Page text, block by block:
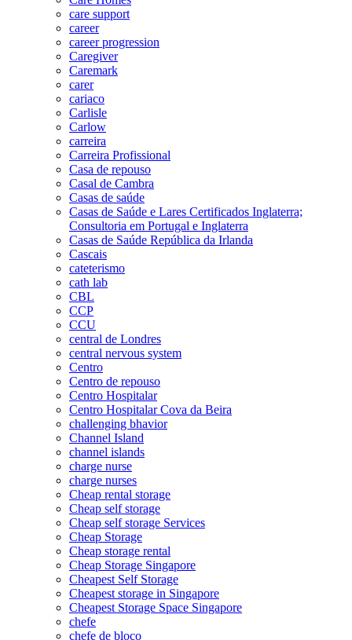
care support
career
career progression
Caregiver
Caremark
carer
cariaco
Carlisle
Carlow
carreira
Carreira Profissional
Casa de repouso
Casal de Cambra
Casas de saúde
Casas de Saúde e Lares Certificados Inglaterra;
Consultoria em Portugal e Inglaterra
Casas de Saúde República da Irlanda
Cascais
cateterismo
cath lab
CBL
CCP
CCU
central de Londres
central nervous system
Centro
Centro de repouso
Centro Hospitalar
Centro Hospitalar Cova da Beira
challenging bhavior
Channel Island
channel islands
charge nurse
charge nurses
Cheap rental storage
Cheap self storage
Cheap self storage Services
Cheap Storage
Cheap storage rental
Cheap Storage Singapore
Cheapest Self Storage
Cheapest storage in Singapore
Cheapest Storage Space Singapore
chefe
chefe de bloco